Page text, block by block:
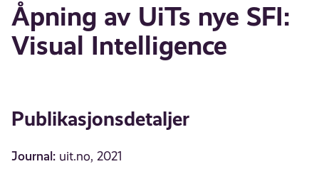
Åpning av UiTs nye SFI:
Visual Intelligence
Publikasjonsdetaljer
Journal: uit.no, 2021